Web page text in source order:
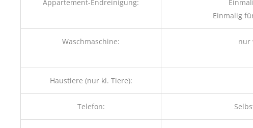
Appartement-Endreinigung:
Einmalig
Waschmaschine:
nur
Haustiere (nur kl. Tiere):
Telefon: